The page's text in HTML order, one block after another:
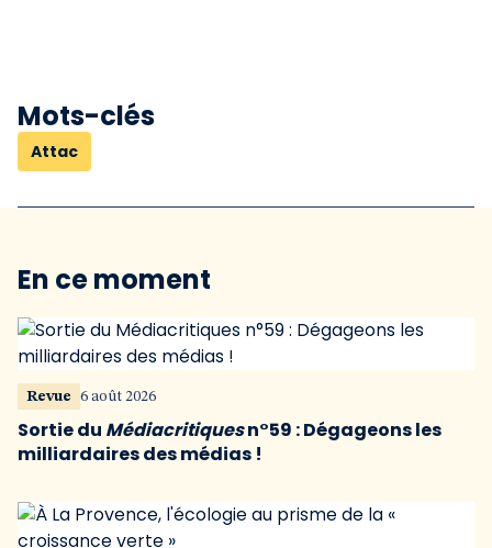
Mots-clés
Attac
En ce moment
Revue 6 août 2026
Sortie du Médiacritiquesn°59 : Dégageons les
milliardaires des médias !